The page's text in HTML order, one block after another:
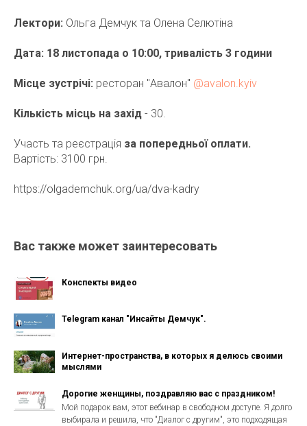
Лектори: Ольга Демчук та Олена Селютіна
Дата: 18 листопада о 10:00, тривалість 3 години
Місце зустрічі: ресторан "Авалон" @avalon.kyiv
Кількість місць на захід - 30.
Участь та реєстрація за попередньої оплати.
Вартість: 3100 грн.
https://olgademchuk.org/ua/dva-kadry
Вас также может заинтересовать
Конспекты видео
Telegram канал "Инсайты Демчук".
Интернет-пространства, в которых я делюсь своими
мыслями
Дорогие женщины, поздравляю вас с праздником!
Мой подарок вам, этот вебинар в свободном доступе. Я долго
выбирала и решила, что "Диалог с другим", это подходящая